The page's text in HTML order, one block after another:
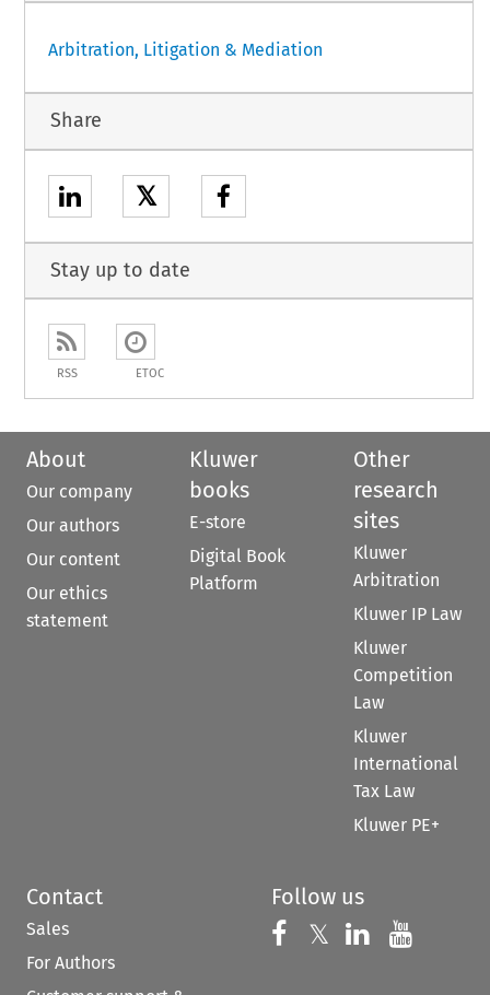
Arbitration, Litigation & Mediation
Share
𝕏
Stay up to date
RSS ETOC
About
Our company
Our authors
Our content
Our ethics
statement
Kluwer
books
E-store
Digital Book
Platform
Other
research
sites
Kluwer
Arbitration
Kluwer IP Law
Kluwer
Competition
Law
Kluwer
International
Tax Law
Kluwer PE+
Contact
Sales
For Authors
Follow us
Follow us on
𝕏 Follow us on
Follow us